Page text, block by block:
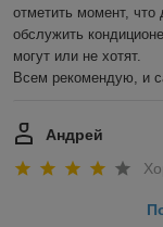
отметить момент, что
обслужить
могут или не хотят.
Всем рекомендую, и
Андрей